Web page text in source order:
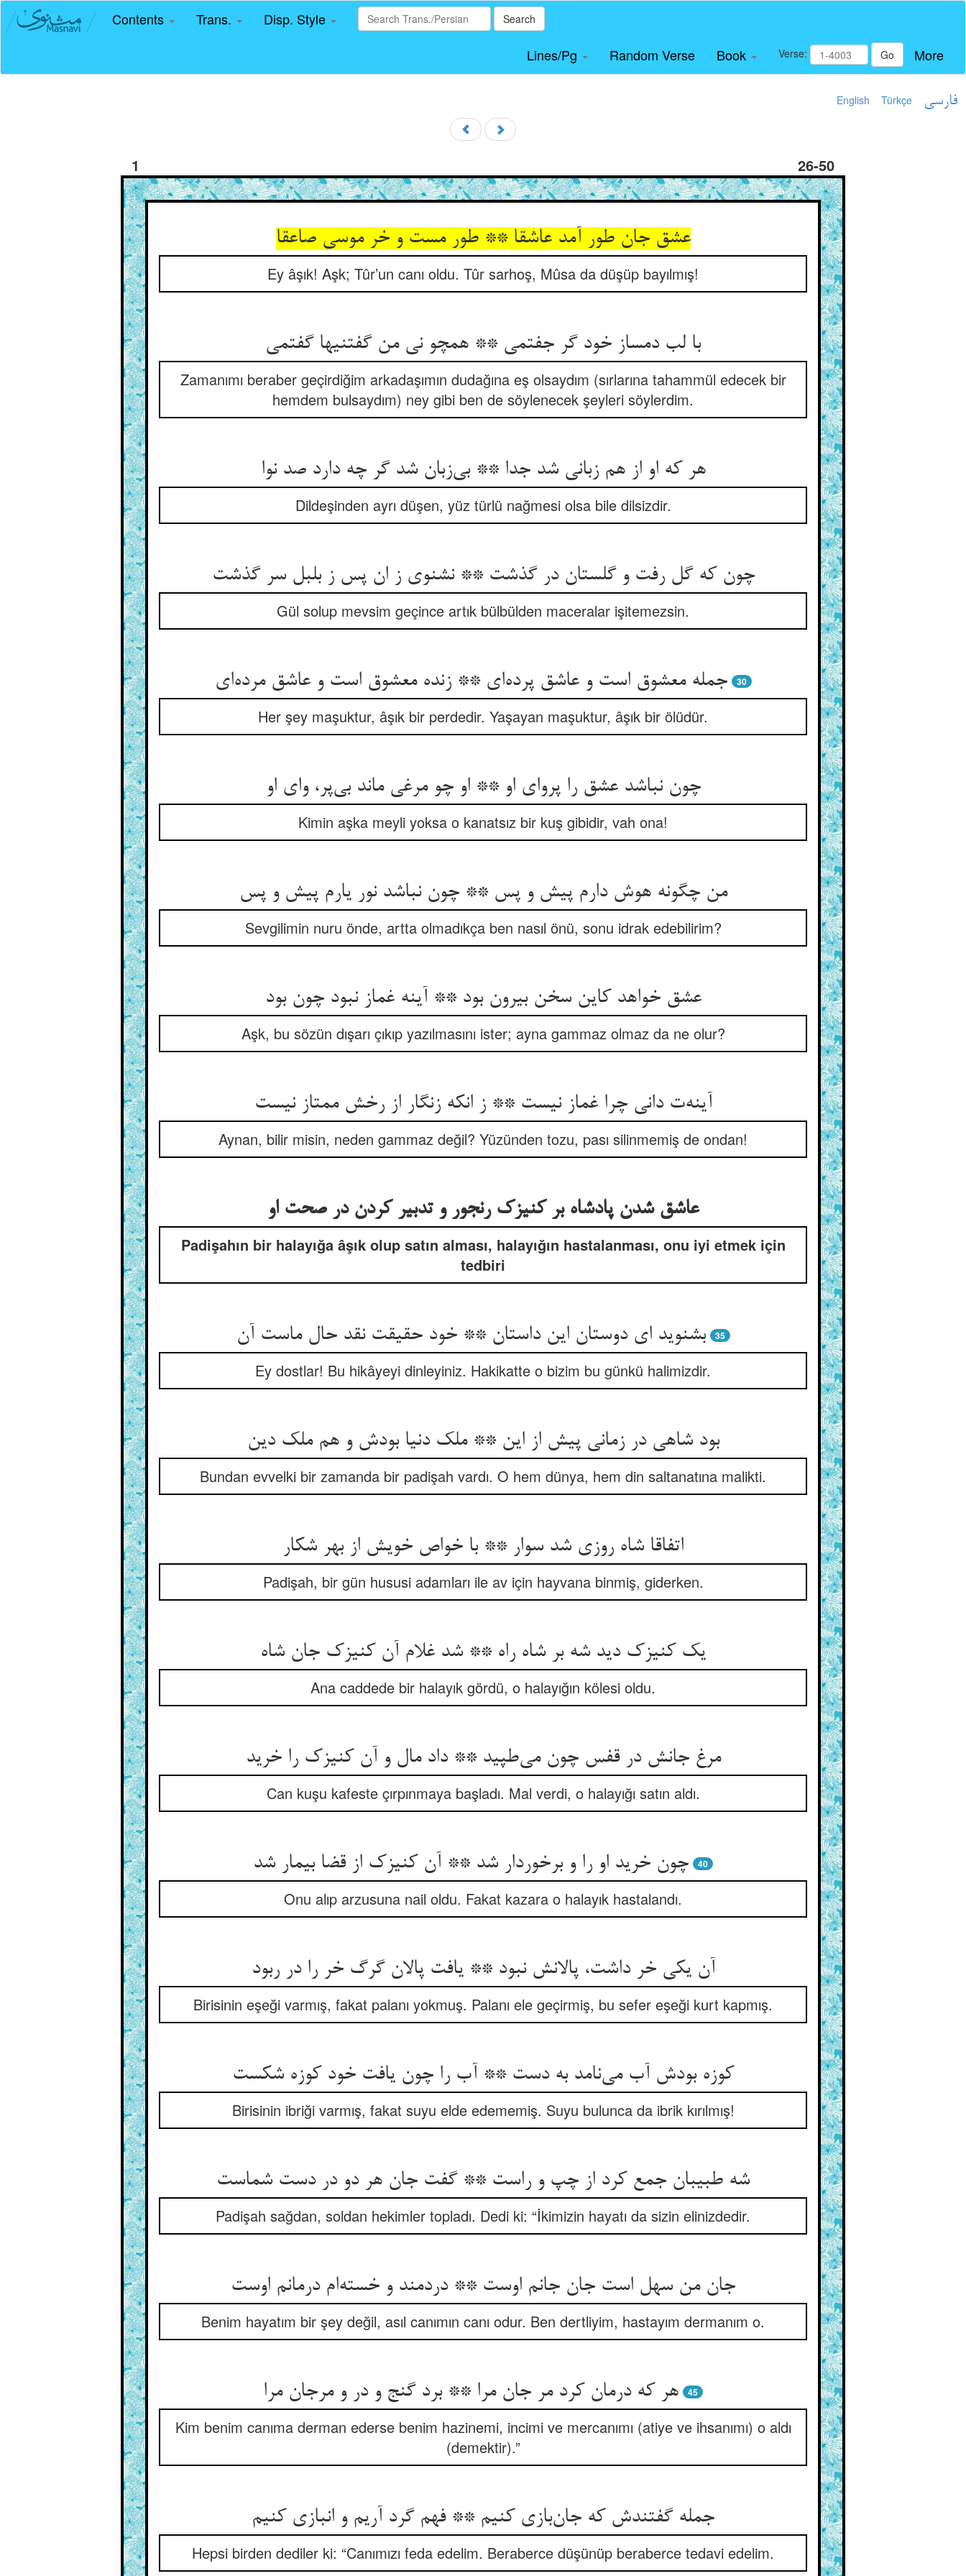
Contents Trans. Disp. Style Search
Lines/Pg Random Verse Book Verse: Go More
English Türkçe فارسی
1 26-50
عشق جان طور آمد عاشقا ** طور مست و خر موسی صاعقا
Ey âşık! Aşk; Tûr’un canı oldu. Tûr sarhoş, Mûsa da düşüp bayılmış!
Zamanımı beraber geçirdiğim arkadaşımın dudağına eş olsaydım (sırlarına tahammül edecek bir
hemdem bulsaydım) ney gibi ben de söylenecek şeyleri söylerdim.
هر که او از هم زبانی شد جدا ** بی‌‌زبان شد گر چه دارد صد نوا
Dildeşinden ayrı düşen, yüz türlü nağmesi olsa bile dilsizdir.
چون که گل رفت و گلستان در گذشت ** نشنوی ز ان پس ز بلبل سر گذشت‌‌
Gül solup mevsim geçince artık bülbülden maceralar işitemezsin.
جمله معشوق است و عاشق پرده‌‌ای ** زنده معشوق است و عاشق مرده‌‌ای‌‌ 30
Her şey maşuktur, âşık bir perdedir. Yaşayan maşuktur, âşık bir ölüdür.
چون نباشد عشق را پروای او ** او چو مرغی ماند بی‌‌پر، وای او
Kimin aşka meyli yoksa o kanatsız bir kuş gibidir, vah ona!
من چگونه هوش دارم پیش و پس ** چون نباشد نور یارم پیش و پس‌‌
Sevgilimin nuru önde, artta olmadıkça ben nasıl önü, sonu idrak edebilirim?
عشق خواهد کاین سخن بیرون بود ** آینه غماز نبود چون بود
Aşk, bu sözün dışarı çıkıp yazılmasını ister; ayna gammaz olmaz da ne olur?
Aynan, bilir misin, neden gammaz değil? Yüzünden tozu, pası silinmemiş de ondan!
عاشق شدن پادشاه بر کنیزک رنجور و تدبیر کردن در صحت او
Padişahın bir halayığa âşık olup satın alması, halayığın hastalanması, onu iyi etmek için
tedbiri
بشنوید ای دوستان این داستان ** خود حقیقت نقد حال ماست آن‌‌ 35
Ey dostlar! Bu hikâyeyi dinleyiniz. Hakikatte o bizim bu günkü halimizdir.
بود شاهی در زمانی پیش از این ** ملک دنیا بودش و هم ملک دین‌‌
Bundan evvelki bir zamanda bir padişah vardı. O hem dünya, hem din saltanatına malikti.
اتفاقا شاه روزی شد سوار ** با خواص خویش از بهر شکار
Padişah, bir gün hususi adamları ile av için hayvana binmiş, giderken.
Ana caddede bir halayık gördü, o halayığın kölesi oldu.
مرغ جانش در قفس چون می‌‌طپید ** داد مال و آن کنیزک را خرید
Can kuşu kafeste çırpınmaya başladı. Mal verdi, o halayığı satın aldı.
چون خرید او را و برخوردار شد ** آن کنیزک از قضا بیمار شد 40
Onu alıp arzusuna nail oldu. Fakat kazara o halayık hastalandı.
آن یکی خر داشت، پالانش نبود ** یافت پالان گرگ خر را در ربود
Birisinin eşeği varmış, fakat palanı yokmuş. Palanı ele geçirmiş, bu sefer eşeği kurt kapmış.
Birisinin ibriği varmış, fakat suyu elde edememiş. Suyu bulunca da ibrik kırılmış!
Padişah sağdan, soldan hekimler topladı. Dedi ki: “İkimizin hayatı da sizin elinizdedir.
Benim hayatım bir şey değil, asıl canımın canı odur. Ben dertliyim, hastayım dermanım o.
هر که درمان کرد مر جان مرا ** برد گنج و در و مرجان مرا 45
Kim benim canıma derman ederse benim hazinemi, incimi ve mercanımı (atiye ve ihsanımı) o aldı
(demektir).”
Hepsi birden dediler ki: “Canımızı feda edelim. Beraberce düşünüp beraberce tedavi edelim.